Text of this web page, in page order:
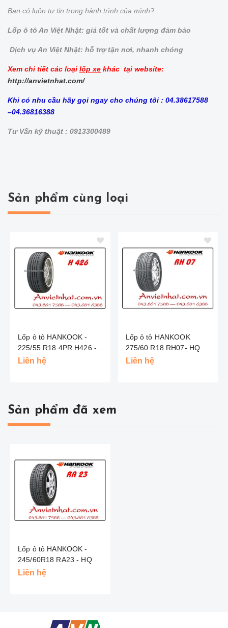
Bạn có luôn tự tin trong hành trình của mình?
Lốp ô tô An Việt Nhật: giá tốt và chất lượng đảm bảo
Dịch vụ An Việt Nhật: hỗ trợ tận nơi, nhanh chóng
Xem chi tiết các loại lốp xe khác tại website:
http://anvietnhat.com/
Khi có nhu cầu hãy gọi ngay cho chúng tôi : 04.38617588
–04.36816388
Tư Vấn kỹ thuật : 0913300489
Sản phẩm cùng loại
Lốp ô tô HANKOOK -
225/55 R18 4PR H426 -
HQ
Liên hệ
Lốp ô tô HANKOOK
275/60 R18 RH07- HQ
Liên hệ
Sản phẩm đã xem
Lốp ô tô HANKOOK -
245/60R18 RA23 - HQ
Liên hệ